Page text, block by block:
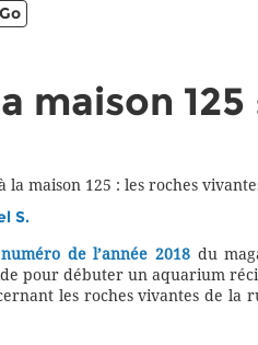
Go
maison
la maison 125 : les roches
S.
de l’année 2018 du
pour débuter un aquarium
les roches vivantes de la